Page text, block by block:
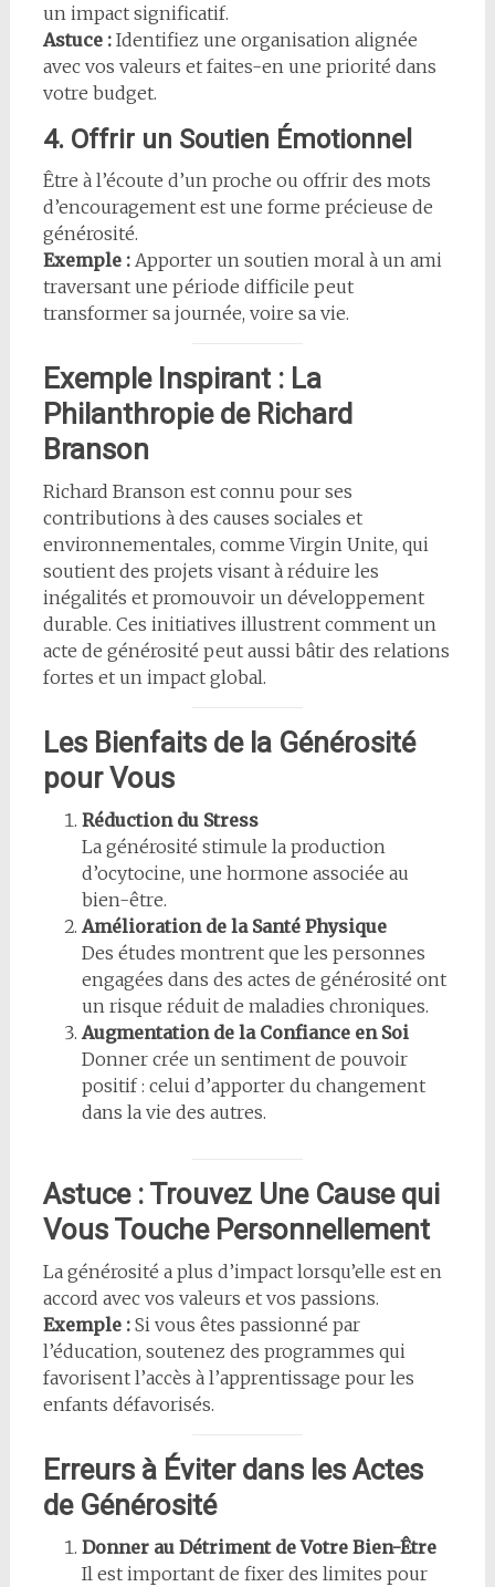
un impact significatif.
Astuce :Identifiez une organisation alignée
avec vos valeurs et faites-en une priorité dans
votre budget.
4. Offrir un Soutien Émotionnel
Être à l’écoute d’un proche ou offrir des mots
d’encouragement est une forme précieuse de
générosité.
Exemple :Apporter un soutien moral à un ami
traversant une période difficile peut
transformer sa journée, voire sa vie.
Exemple Inspirant : La
Philanthropie de Richard
Branson
Richard Branson est connu pour ses
contributions à des causes sociales et
environnementales, comme Virgin Unite, qui
soutient des projets visant à réduire les
inégalités et promouvoir un développement
durable. Ces initiatives illustrent comment un
acte de générosité peut aussi bâtir des relations
fortes et un impact global.
Les Bienfaits de la Générosité
pour Vous
Réduction du Stress
La générosité stimule la production
d’ocytocine, une hormone associée au
bien-être.
Amélioration de la Santé Physique
Des études montrent que les personnes
engagées dans des actes de générosité ont
un risque réduit de maladies chroniques.
Augmentation de la Confiance en Soi
Donner crée un sentiment de pouvoir
positif : celui d’apporter du changement
dans la vie des autres.
Astuce : Trouvez Une Cause qui
Vous Touche Personnellement
La générosité a plus d’impact lorsqu’elle est en
accord avec vos valeurs et vos passions.
Exemple :Si vous êtes passionné par
l’éducation, soutenez des programmes qui
favorisent l’accès à l’apprentissage pour les
enfants défavorisés.
Erreurs à Éviter dans les Actes
de Générosité
Donner au Détriment de Votre Bien-Être
Il est important de fixer des limites pour